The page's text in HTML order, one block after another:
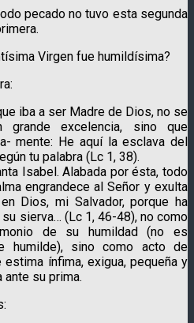
pecado no tuvo esta segunda
Virgen fue humildísima?
iba a ser Madre de Dios, no se
grande excelencia, sino que
mente: He aquí la esclava del
tu palabra (Lc 1, 38).
Isabel. Alabada por ésta, todo
engrandece al Señor y exulta
Dios, mi Salvador, porque ha
sierva… (Lc 1, 46-48), no como
de su humildad (no es
humilde), sino como acto de
estima ínfima, exigua, pequeña y
su prima.